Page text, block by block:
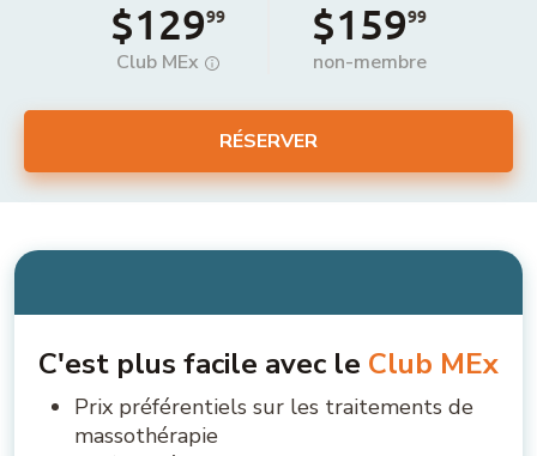
$12999
Club MEx
$15999
non-membre
RÉSERVER
C'est plus facile avec le Club MEx
Prix préférentiels sur les traitements de
massothérapie